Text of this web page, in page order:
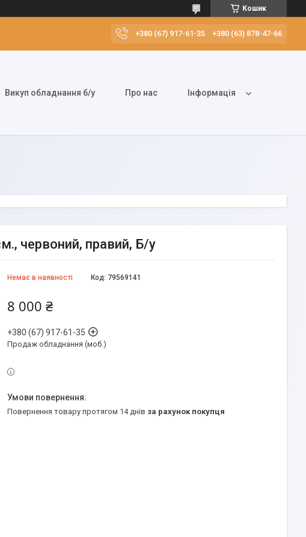
Кошик
+380 (67) 917-61-35 +380 (63) 878-47-66
Викуп обладнання б/у Про нас Інформація
червоний, правий, Б/у
Немає в наявності Код: 79569141
8 000 ₴
+380 (67) 917-61-35
Продаж обладнання (моб.)
повернення товару протягом 14 днів за рахунок покупця